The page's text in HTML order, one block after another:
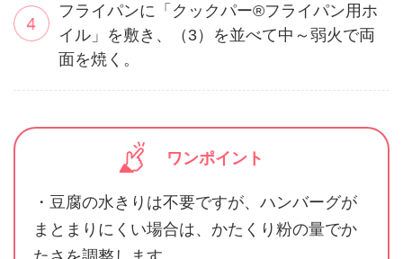
フライパンに「クックパー®フライパン用ホ
イル」を敷き、（3）を並べて中～弱火で両
面を焼く。
ワンポイント
・豆腐の水きりは不要ですが、ハンバーグが
まとまりにくい場合は、かたくり粉の量でか